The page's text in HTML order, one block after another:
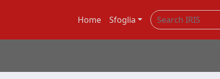
Home Sfoglia